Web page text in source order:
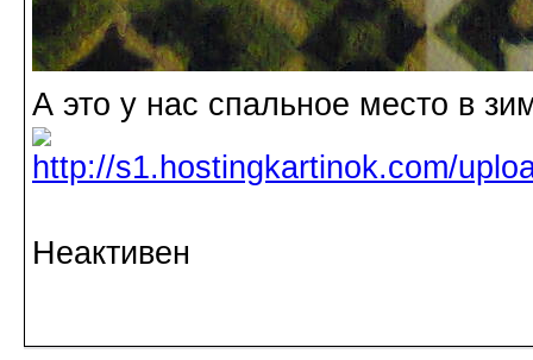
А это у нас спальное место в
Неактивен